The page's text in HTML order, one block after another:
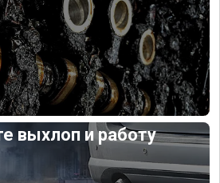
выхлоп и работу